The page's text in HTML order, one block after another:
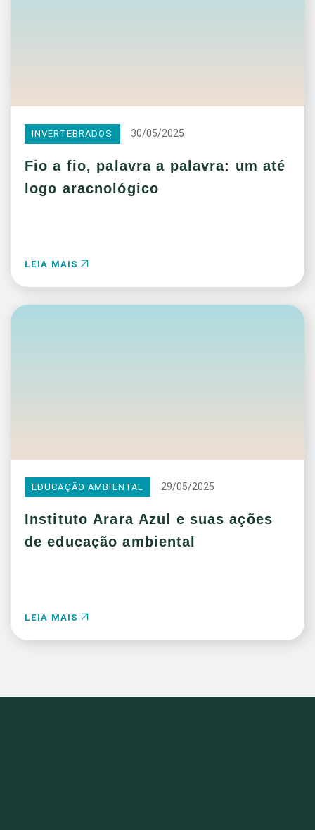
INVERTEBRADOS 30/05/2025
Fio a fio, palavra a palavra: um até
logo aracnológico
LEIA MAIS
EDUCAÇÃO AMBIENTAL 29/05/2025
Instituto Arara Azul e suas ações
de educação ambiental
LEIA MAIS